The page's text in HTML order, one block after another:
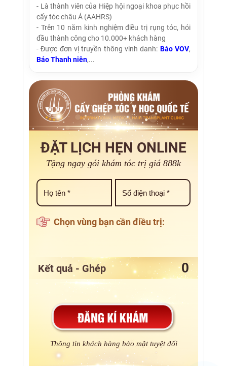
- Là thành viên của Hiệp hội ngoại khoa phục hồi
cấy tóc châu Á (AAHRS)
- Trên 10 năm kinh nghiệm điều trị rụng tóc, hói
đầu thành công cho 10.000+ khách hàng
- Được đơn vị truyền thông vinh danh: Báo VOV,
Báo Thanh niên,...
ĐẶT LỊCH HẸN ONLINE
Tặng ngay gói khám tóc trị giá 888k
Chọn vùng bạn cần điều trị:
Kết quả - Ghép
Thông tin khách hàng bảo mật tuyệt đối